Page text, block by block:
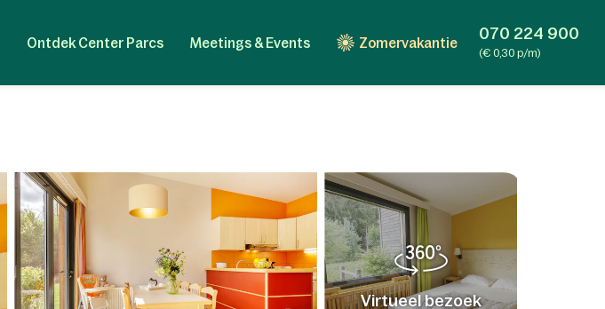
Ontdek Center Parcs Meetings & Events Zomervakantie 070 224 900
(€ 0,30 p/m)
Virtueel bezoek